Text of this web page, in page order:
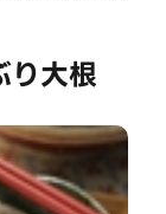
り大根